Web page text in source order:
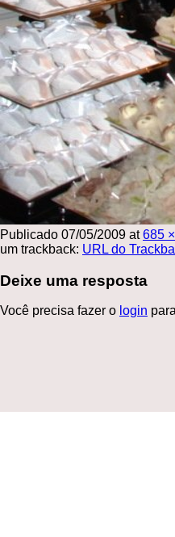
Publicado 07/05/2009 at685
um trackback: URL do
Deixe uma resposta
Você precisa fazer o login